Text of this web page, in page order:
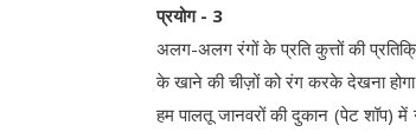
प्रयोग - 3
अलग-अलग रंगों के प्रति कुत्तों की
के खाने की चीज़ों को रंग करके देखना
हम पालतू जानवरों की दुकान (पेट शॉप)